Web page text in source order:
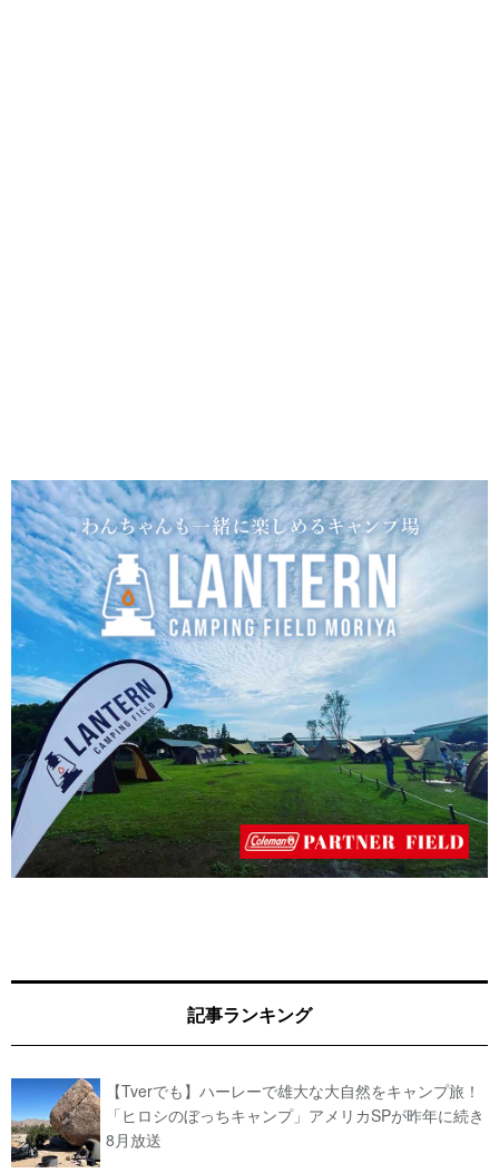
記事ランキング
【Tverでも】ハーレーで雄大な大自然をキャンプ旅！
「ヒロシのぼっちキャンプ」アメリカSPが昨年に続き
8月放送